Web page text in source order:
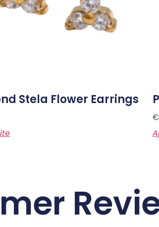
Stela Flower Earrings
€